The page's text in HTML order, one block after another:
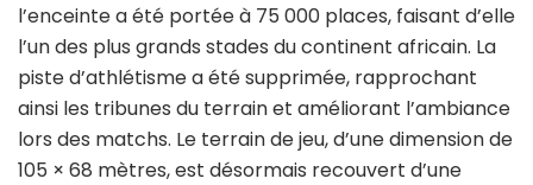
l’enceinte a été portée à 75 000 places, faisant d’elle
l’un des plus grands stades du continent africain. La
piste d’athlétisme a été supprimée, rapprochant
ainsi les tribunes du terrain et améliorant l’ambiance
lors des matchs. Le terrain de jeu, d’une dimension de
105 × 68 mètres, est désormais recouvert d’une